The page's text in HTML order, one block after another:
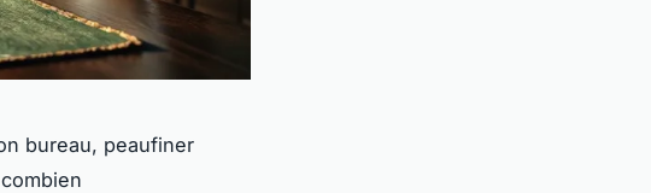
bureau, peaufiner